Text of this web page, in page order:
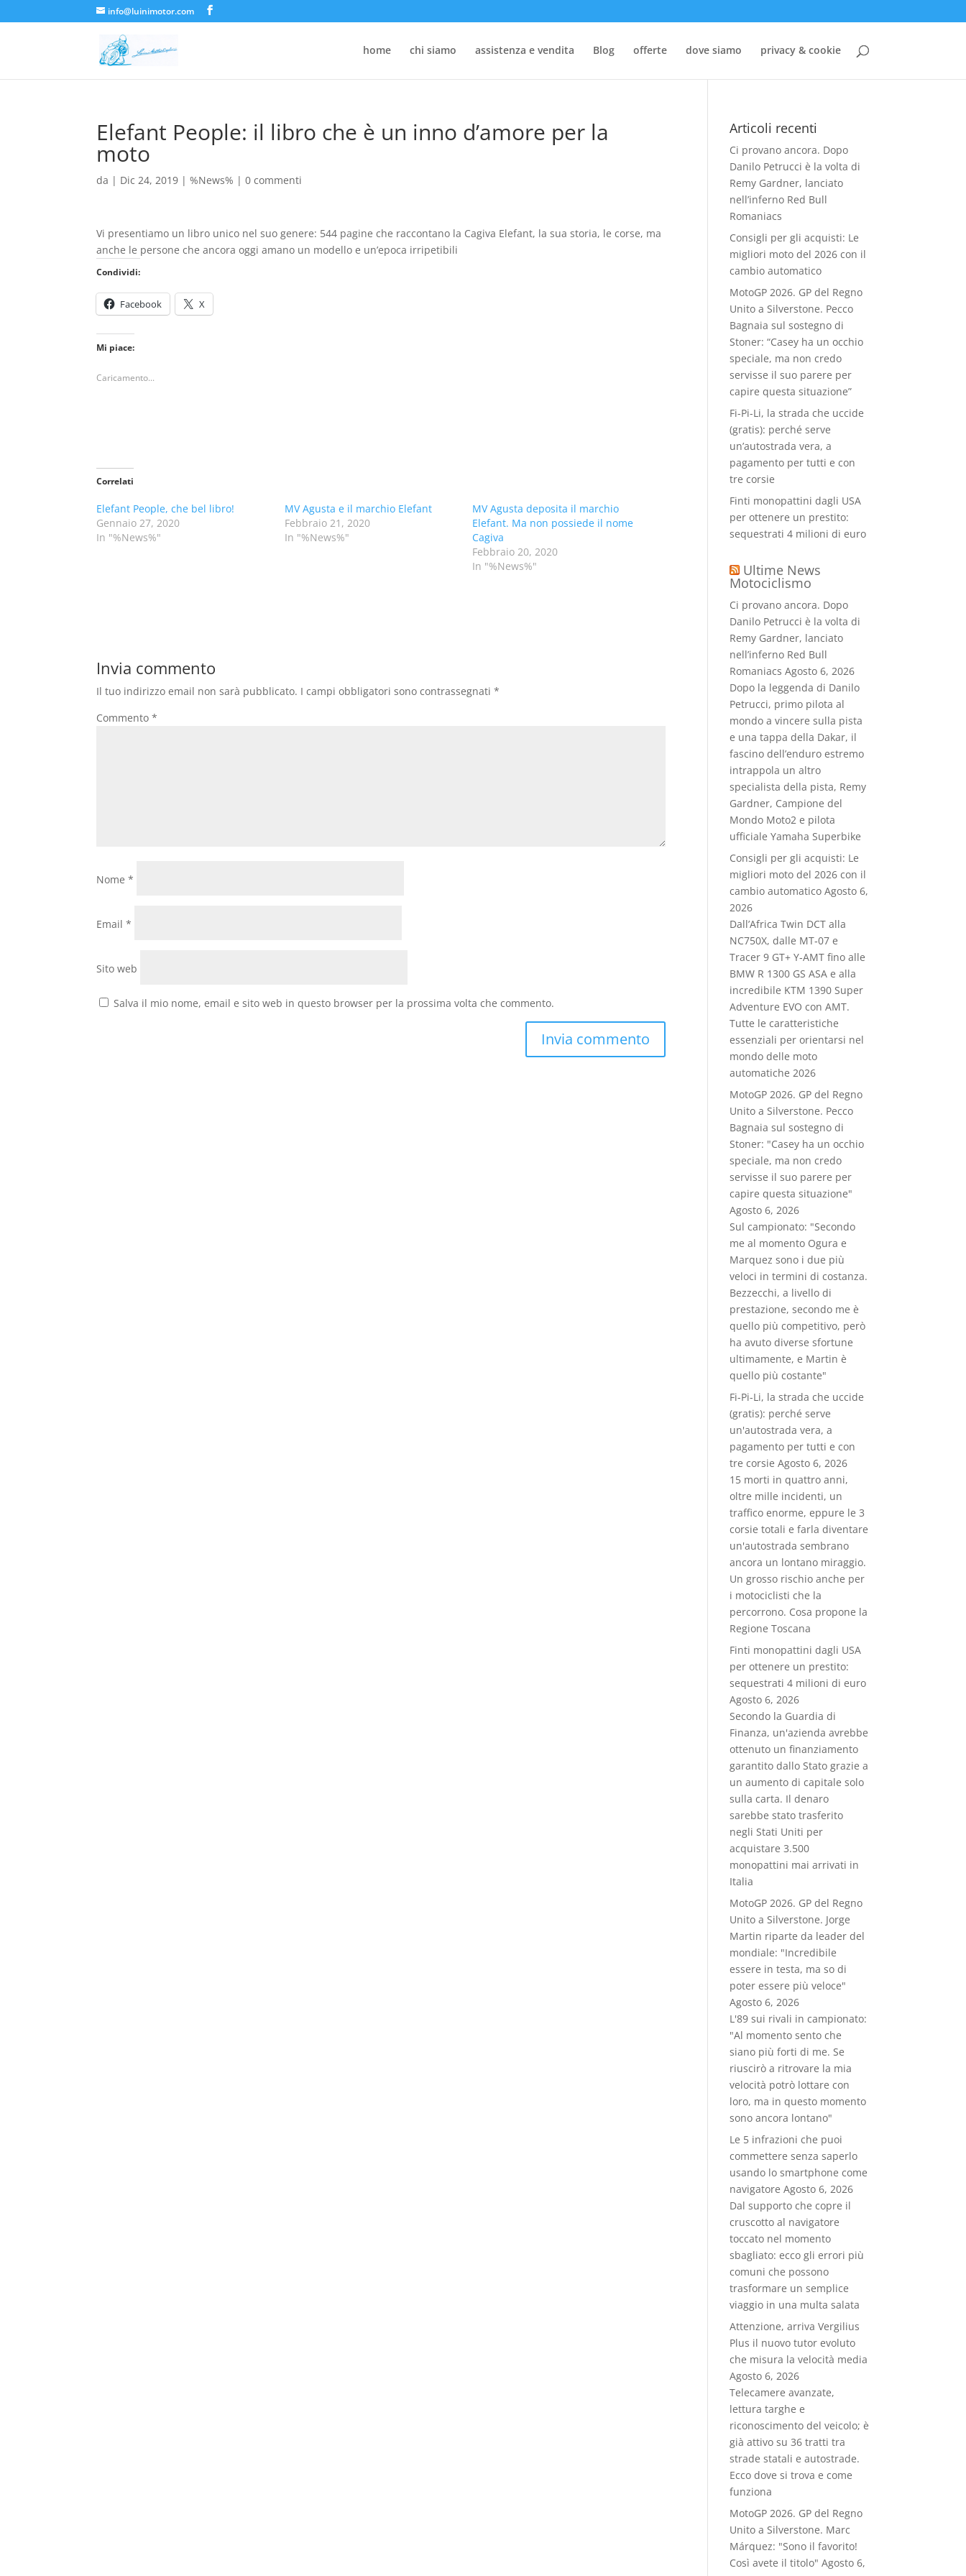
info@luinimotor.com
home chi siamo assistenza e vendita Blog offerte dove siamo privacy & cookie
Elefant People: il libro che è un inno d’amore per la
moto
da | Dic 24, 2019 |%News% |0 commenti
Vi presentiamo un libro unico nel suo genere: 544 pagine che raccontano la Cagiva Elefant, la sua storia, le corse, ma
anche le persone che ancora oggi amano un modello e un’epoca irripetibili
Condividi:
Facebook X
Mi piace:
Caricamento...
Correlati
Elefant People, che bel libro!
Gennaio 27, 2020
In "%News%"
MV Agusta e il marchio Elefant
Febbraio 21, 2020
In "%News%"
MV Agusta deposita il marchio
Elefant. Ma non possiede il nome
Cagiva
Febbraio 20, 2020
In "%News%"
Invia commento
Il tuo indirizzo email non sarà pubblicato. I campi obbligatori sono contrassegnati*
Commento*
Nome*
Email*
Sito web
Salva il mio nome, email e sito web in questo browser per la prossima volta che commento.
Articoli recenti
Ci provano ancora. Dopo
Danilo Petrucci è la volta di
Remy Gardner, lanciato
nell’inferno Red Bull
Romaniacs
Consigli per gli acquisti: Le
migliori moto del 2026 con il
cambio automatico
MotoGP 2026. GP del Regno
Unito a Silverstone. Pecco
Bagnaia sul sostegno di
Stoner: “Casey ha un occhio
speciale, ma non credo
servisse il suo parere per
capire questa situazione”
Fi-Pi-Li, la strada che uccide
(gratis): perché serve
un’autostrada vera, a
pagamento per tutti e con
tre corsie
Finti monopattini dagli USA
per ottenere un prestito:
sequestrati 4 milioni di euro
Ultime News
Motociclismo
Ci provano ancora. Dopo
Danilo Petrucci è la volta di
Remy Gardner, lanciato
nell’inferno Red Bull
Romaniacs Agosto 6, 2026
Dopo la leggenda di Danilo
Petrucci, primo pilota al
mondo a vincere sulla pista
e una tappa della Dakar, il
fascino dell’enduro estremo
intrappola un altro
specialista della pista, Remy
Gardner, Campione del
Mondo Moto2 e pilota
ufficiale Yamaha Superbike
Consigli per gli acquisti: Le
migliori moto del 2026 con il
cambio automatico Agosto 6,
2026
Dall’Africa Twin DCT alla
NC750X, dalle MT‑07 e
Tracer 9 GT+ Y‑AMT fino alle
BMW R 1300 GS ASA e alla
incredibile KTM 1390 Super
Adventure EVO con AMT.
Tutte le caratteristiche
essenziali per orientarsi nel
mondo delle moto
automatiche 2026
MotoGP 2026. GP del Regno
Unito a Silverstone. Pecco
Bagnaia sul sostegno di
Stoner: "Casey ha un occhio
speciale, ma non credo
servisse il suo parere per
capire questa situazione"
Agosto 6, 2026
Sul campionato: "Secondo
me al momento Ogura e
Marquez sono i due più
veloci in termini di costanza.
Bezzecchi, a livello di
prestazione, secondo me è
quello più competitivo, però
ha avuto diverse sfortune
ultimamente, e Martin è
quello più costante"
Fi-Pi-Li, la strada che uccide
(gratis): perché serve
un'autostrada vera, a
pagamento per tutti e con
tre corsie Agosto 6, 2026
15 morti in quattro anni,
oltre mille incidenti, un
traffico enorme, eppure le 3
corsie totali e farla diventare
un'autostrada sembrano
ancora un lontano miraggio.
Un grosso rischio anche per
i motociclisti che la
percorrono. Cosa propone la
Regione Toscana
Finti monopattini dagli USA
per ottenere un prestito:
sequestrati 4 milioni di euro
Agosto 6, 2026
Secondo la Guardia di
Finanza, un'azienda avrebbe
ottenuto un finanziamento
garantito dallo Stato grazie a
un aumento di capitale solo
sulla carta. Il denaro
sarebbe stato trasferito
negli Stati Uniti per
acquistare 3.500
monopattini mai arrivati in
Italia
MotoGP 2026. GP del Regno
Unito a Silverstone. Jorge
Martin riparte da leader del
mondiale: "Incredibile
essere in testa, ma so di
poter essere più veloce"
Agosto 6, 2026
L'89 sui rivali in campionato:
"Al momento sento che
siano più forti di me. Se
riuscirò a ritrovare la mia
velocità potrò lottare con
loro, ma in questo momento
sono ancora lontano"
Le 5 infrazioni che puoi
commettere senza saperlo
usando lo smartphone come
navigatore Agosto 6, 2026
Dal supporto che copre il
cruscotto al navigatore
toccato nel momento
sbagliato: ecco gli errori più
comuni che possono
trasformare un semplice
viaggio in una multa salata
Attenzione, arriva Vergilius
Plus il nuovo tutor evoluto
che misura la velocità media
Agosto 6, 2026
Telecamere avanzate,
lettura targhe e
riconoscimento del veicolo; è
già attivo su 36 tratti tra
strade statali e autostrade.
Ecco dove si trova e come
funziona
MotoGP 2026. GP del Regno
Unito a Silverstone. Marc
Márquez: "Sono il favorito!
Così avete il titolo" Agosto 6,